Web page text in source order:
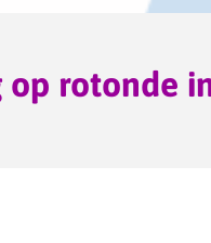
op rotonde